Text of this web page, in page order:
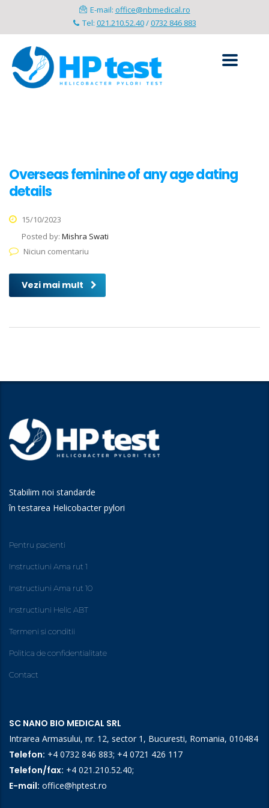
E-mail: office@nbmedical.ro
Tel: 021.210.52.40/0732 846 883
Overseas feminine of any age dating
details
15/10/2023
Posted by: Mishra Swati
Niciun comentariu
Vezi mai mult
Stabilim noi standarde
în testarea Helicobacter pylori
Pentru pacienti
Instructiuni Ama rut 1
Instructiuni Ama rut 10
Instructiuni Helic ABT
Termeni si conditii
Politica de confidentialitate
Contact
SC NANO BIO MEDICAL SRL
Intrarea Armasului, nr. 12, sector 1, Bucuresti, Romania, 010484
Telefon: +4 0732 846 883; +4 0721 426 117
Telefon/fax: +4 021.210.52.40;
E-mail: office@hptest.ro